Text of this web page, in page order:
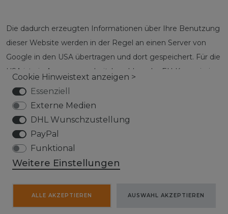
Die dadurch erzeugten Informationen über Ihre Benutzung
dieser Website werden in der Regel an einen Server von
Google in den USA übertragen und dort gespeichert. Für die
USA ist ein Angemessenheitsbeschluss der EU-Kommission
vorhanden, das Trans-Atlantic Data Privacy Framework
(TADPF).
Google hat sich nach dem TADPF zertifiziert und
damit verpflichtet, europäische Datenschutzgrundsätze
einzuhalten.
Sowohl Google als auch staatliche US-
Behörden haben Zugriff auf Ihre Daten.
Nähere Informationen zu Nutzungsbedingungen und
Cookie Hinweistext anzeigen >
Essenziell
Externe Medien
DHL Wunschzustellung
PayPal
Funktional
Weitere Einstellungen
ALLE AKZEPTIEREN AUSWAHL AKZEPTIEREN